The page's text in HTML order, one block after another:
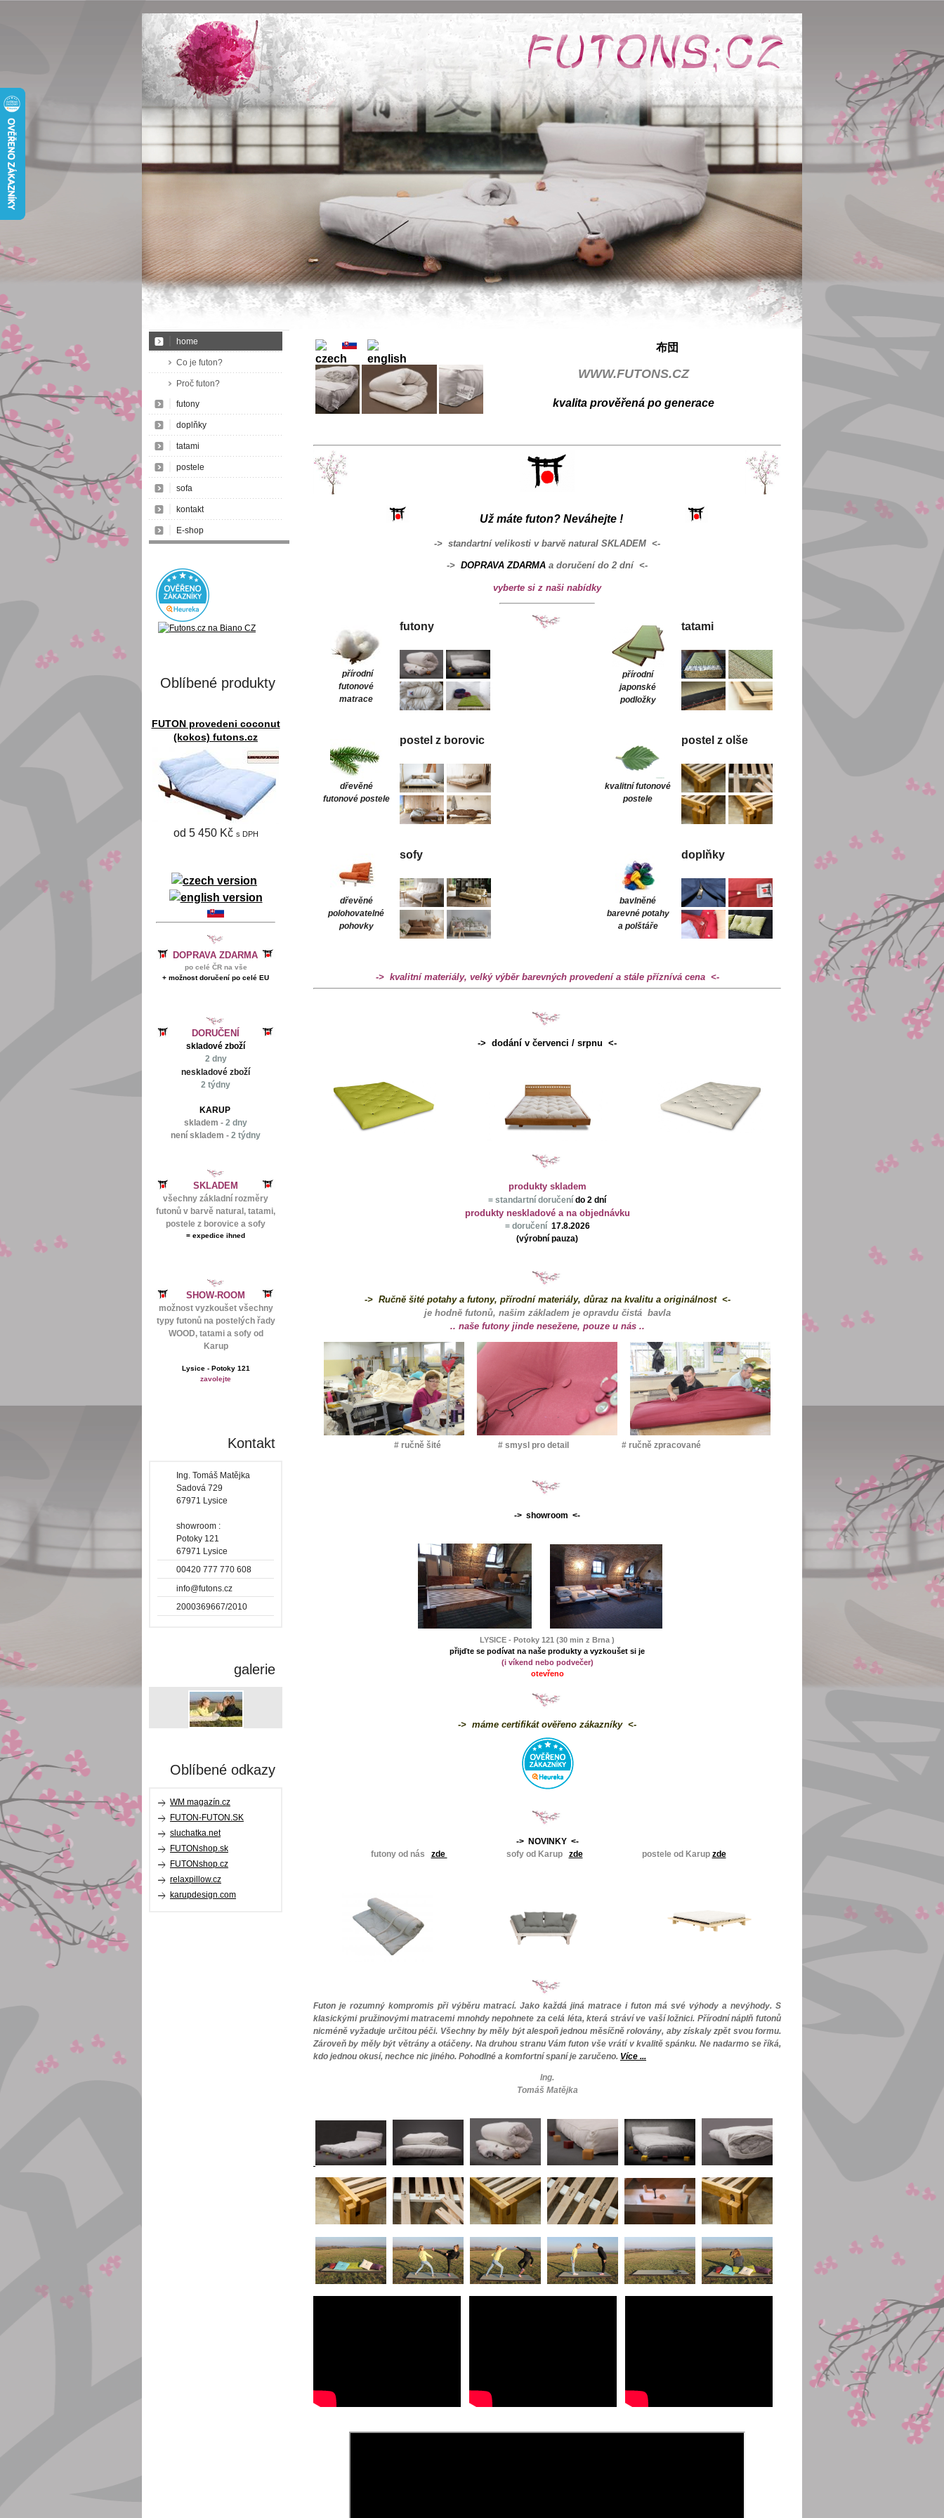
布団
WWW.FUTONS.CZ
kvalita prověřená po generace
Už máte futon? Neváhejte !
-> standartní velikosti v barvě natural SKLADEM <-
-> DOPRAVA ZDARMA a doručení do 2 dní <-
vyberte si z naši nabídky
futony
přírodní
futonové
matrace
tatami
přírodní
japonské
podložky
postel z borovic
dřevěné
futonové postele
postel z olše
kvalitní futonové
postele
sofy
dřevěné
polohovatelné
pohovky
doplňky
bavlněné
barevné potahy
a polštáře
-> kvalitní materiály, velký výběr barevných provedení a stále příznívá cena <-
-> dodání v červenci / srpnu <-
produkty skladem
= standartní doručení do 2 dní
produkty neskladové a na objednávku
= doručení 17.8.2026
(výrobní pauza)
-> Ručně šité potahy a futony, přírodní materiály, důraz na kvalitu a originálnost <-
je hodně futonů, našim základem je opravdu čistá bavla
.. naše futony jinde nesežene, pouze u nás ..
# ručně šité # smysl pro detail # ručně zpracované
-> showroom <-
LYSICE - Potoky 121 (30 min z Brna )
přijďte se podívat na naše produkty a vyzkoušet si je
(i víkend nebo podvečer)
otevřeno
-> máme certifikát ověřeno zákazníky <-
-> NOVINKY <-
futony od nás zde sofy od Karup zdepostele od Karup zde
Futon je rozumný kompromis při výběru matrací. Jako každá jiná matrace i futon má své výhody a nevýhody. S
klasickými pružinovými matracemi mnohdy nepohnete za celá léta, která stráví ve vaší ložnici. Přírodní náplň futonů
nicméně vyžaduje určitou péči. Všechny by měly být alespoň jednou měsíčně rolovány, aby získaly zpět svou formu.
Zároveň by měly být větrány a otáčeny. Na druhou stranu Vám futon vše vrátí v kvalitě spánku. Ne nadarmo se říká,
kdo jednou okusí, nechce nic jiného. Pohodlné a komfortní spaní je zaručeno. Více ...
Ing.
Tomáš Matějka
home
Co je futon?
Proč futon?
futony
doplňky
tatami
postele
sofa
kontakt
E-shop
Oblíbené produkty
FUTON provedeni coconut
(kokos) futons.cz
od 5 450 Kč s DPH
DOPRAVA ZDARMA
po celé ČR na vše
+ možnost doručení po celé EU
DORUČENÍ
skladové zboží
2 dny
neskladové zboží
2 týdny
KARUP
skladem - 2 dny
není skladem - 2 týdny
SKLADEM
všechny základní rozměry
futonů v barvě natural, tatami,
postele z borovice a sofy
= expedice ihned
SHOW-ROOM
možnost vyzkoušet všechny
typy futonů na postelých řady
WOOD, tatami a sofy od
Karup
Lysice - Potoky 121
zavolejte
Kontakt
Ing. Tomáš Matějka
Sadová 729
67971 Lysice
showroom :
Potoky 121
67971 Lysice
00420 777 770 608
info@futons.cz
2000369667/2010
galerie
Oblíbené odkazy
WM magazín.cz
FUTON-FUTON.SK
sluchatka.net
FUTONshop.sk
FUTONshop.cz
relaxpillow.cz
karupdesign.com